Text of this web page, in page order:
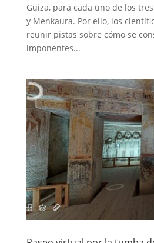
Guiza, para cada uno de los
y Menkaura. Por ello, los
reunir pistas sobre cómo se
imponentes...